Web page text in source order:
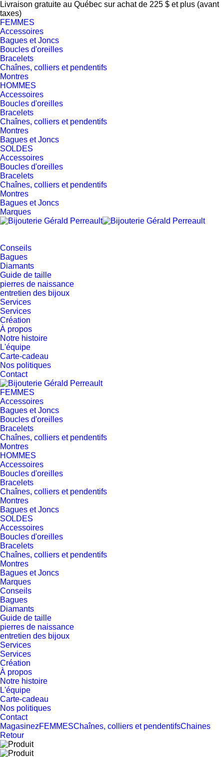
Livraison gratuite au Québec sur achat de 225 $ et plus (avant
taxes)
FEMMES
Accessoires
Bagues et Joncs
Boucles d'oreilles
Bracelets
Chaînes, colliers et pendentifs
Montres
HOMMES
Accessoires
Boucles d'oreilles
Bracelets
Chaînes, colliers et pendentifs
Montres
Bagues et Joncs
SOLDES
Accessoires
Boucles d'oreilles
Bracelets
Chaînes, colliers et pendentifs
Montres
Bagues et Joncs
Marques
Conseils
Bagues
Diamants
Guide de taille
pierres de naissance
entretien des bijoux
Services
Services
Création
À propos
Notre histoire
L'équipe
Carte-cadeau
Nos politiques
Contact
FEMMES
Accessoires
Bagues et Joncs
Boucles d'oreilles
Bracelets
Chaînes, colliers et pendentifs
Montres
HOMMES
Accessoires
Boucles d'oreilles
Bracelets
Chaînes, colliers et pendentifs
Montres
Bagues et Joncs
SOLDES
Accessoires
Boucles d'oreilles
Bracelets
Chaînes, colliers et pendentifs
Montres
Bagues et Joncs
Marques
Conseils
Bagues
Diamants
Guide de taille
pierres de naissance
entretien des bijoux
Services
Services
Création
À propos
Notre histoire
L'équipe
Carte-cadeau
Nos politiques
Contact
MagasinezFEMMESChaînes, colliers et pendentifsChaines
Retour